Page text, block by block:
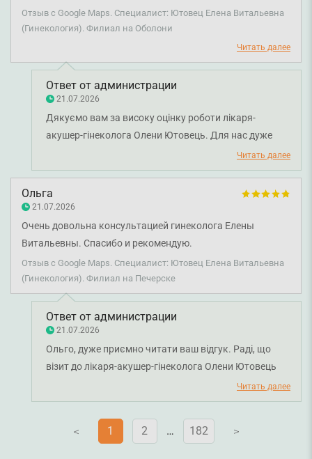
профессионал, с кротким и понятным, человечным
подходом. Благодаря ей, я больше не боюсь ходить к
Отзыв с Google Maps. Специалист: Ютовец Елена Витальевна
(Гинекология). Филиал на Оболони
Читать далее
Ответ от администрации
21.07.2026
Дякуємо вам за високу оцінку роботи лікаря-
акушер-гінеколога Олени Ютовець. Для нас дуже
цінно, що ви відзначили не лише її професійні знання,
а й уважне, делікатне ставлення до пацієнта.
Читать далее
Ольга
21.07.2026
Очень довольна консультацией гинеколога Елены
Витальевны. Спасибо и рекомендую.
Отзыв с Google Maps. Специалист: Ютовец Елена Витальевна
(Гинекология). Филиал на Печерске
Ответ от администрации
21.07.2026
Ольго, дуже приємно читати ваш відгук. Раді, що
візит до лікаря-акушер-гінеколога Олени Ютовець
залишив у вас гарне враження, а консультація була
корисною та комфортною. Бажаємо вам міцного
Читать далее
V 1 2 … 182 V